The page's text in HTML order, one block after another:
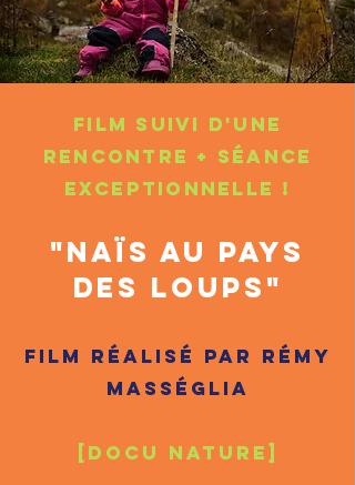
FILM SUIVI d'une
RENCONTRE + séance
exceptionnelle !
"Naïs au pays
des loups"
Film réalisé par Rémy
Masséglia
[DOCU NATURE]